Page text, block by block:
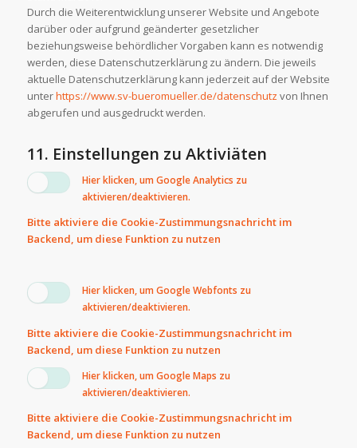
Durch die Weiterentwicklung unserer Website und Angebote
darüber oder aufgrund geänderter gesetzlicher
beziehungsweise behördlicher Vorgaben kann es notwendig
werden, diese Datenschutzerklärung zu ändern. Die jeweils
aktuelle Datenschutzerklärung kann jederzeit auf der Website
unterhttps://www.sv-bueromueller.de/datenschutz von Ihnen
abgerufen und ausgedruckt werden.
11. Einstellungen zu Aktiviäten
Hier klicken, um Google Analytics zu
aktivieren/deaktivieren.
Bitte aktiviere die Cookie-Zustimmungsnachricht im
Backend, um diese Funktion zu nutzen
Hier klicken, um Google Webfonts zu
aktivieren/deaktivieren.
Bitte aktiviere die Cookie-Zustimmungsnachricht im
Backend, um diese Funktion zu nutzen
Hier klicken, um Google Maps zu
aktivieren/deaktivieren.
Bitte aktiviere die Cookie-Zustimmungsnachricht im
Backend, um diese Funktion zu nutzen